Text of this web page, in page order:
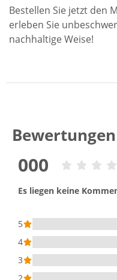
Bestellen Sie jetzt den
erleben Sie
nachhaltige Weise!
Bewertungen
000
Es liegen keine
5
4
3